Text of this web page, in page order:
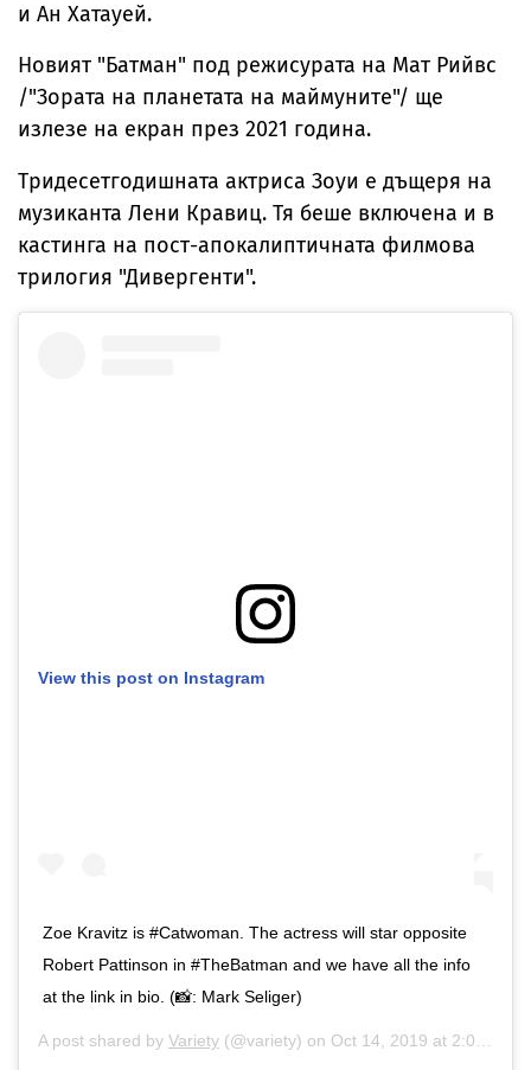
и Ан Хатауей.
Новият "Батман" под режисурата на Мат Рийвс
/"Зората на планетата на маймуните"/ ще
излезе на екран през 2021 година.
Тридесетгодишната актриса Зоуи e дъщеря на
музиканта Лени Кравиц. Тя беше включена и в
кастинга на пост-апокалиптичната филмова
трилогия "Дивергенти".
View this post on Instagram
Zoe Kravitz is #Catwoman. The actress will star opposite
Robert Pattinson in #TheBatman and we have all the info
at the link in bio. (📸: Mark Seliger)
A post shared by Variety (@variety) on Oct 14, 2019 at 2:09pm PDT